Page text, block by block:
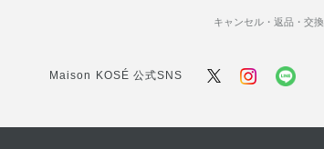
キャンセル・返品・交換
Maison KOSÉ 公式SNS